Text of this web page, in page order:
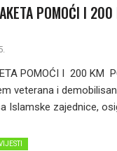
POMOĆI I
POMOĆI I 200 KM
veterana i
Islamske zajednice,